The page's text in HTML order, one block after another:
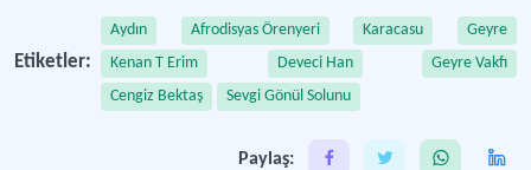
Etiketler:
Aydın Afrodisyas Örenyeri Karacasu
Geyre
Kenan T Erim
Deveci Han
Geyre Vakfı
Cengiz Bektaş
Sevgi Gönül Solunu
Paylaş: